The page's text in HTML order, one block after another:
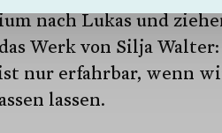
nach Lukas und
Werk von Silja Walter:
ist nur erfahrbar, wenn
lassen.